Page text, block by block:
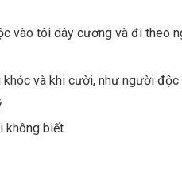
vào tôi dây cương và đi theo
và khi cười, như người độc
không biết